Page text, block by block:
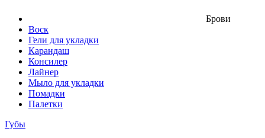
Брови
Воск
Гели для укладки
Карандаш
Консилер
Лайнер
Мыло для укладки
Помадки
Палетки
Губы